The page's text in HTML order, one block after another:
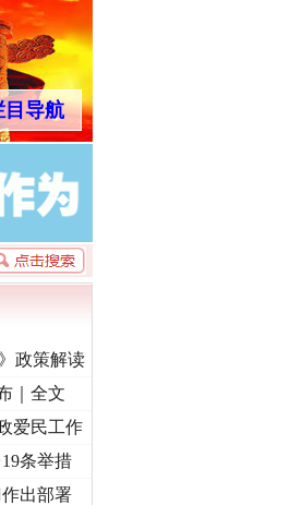
目导航
政策解读
｜全文
爱民工作
条举措
出部署